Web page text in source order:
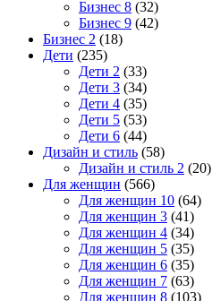
Бизнес 8 (32)
Бизнес 9 (42)
Бизнес 2 (18)
Дети (235)
Дети 2 (33)
Дети 3 (34)
Дети 4 (35)
Дети 5 (53)
Дети 6 (44)
Дизайн и стиль (58)
Дизайн и стиль 2 (20)
Для женщин (566)
Для женщин 10 (64)
Для женщин 3 (41)
Для женщин 4 (34)
Для женщин 5 (35)
Для женщин 6 (35)
Для женщин 7 (63)
Для женщин 8 (103)